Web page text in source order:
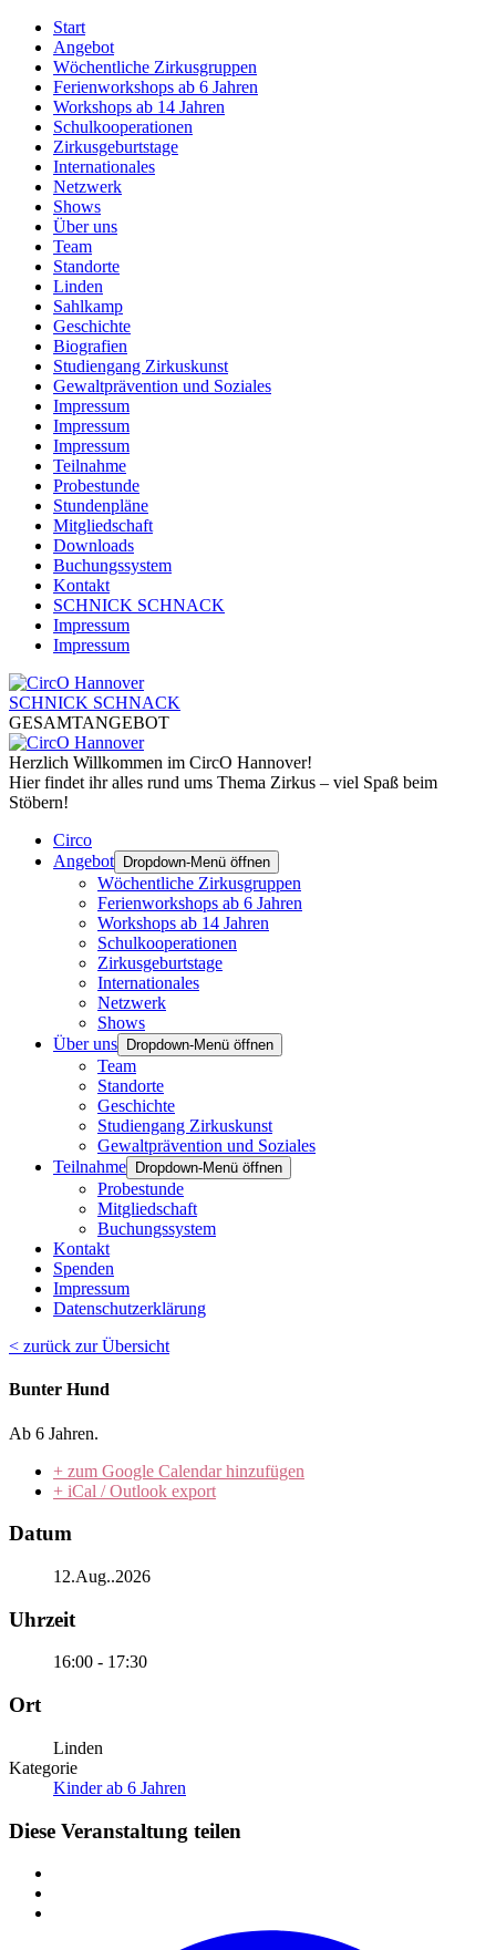
Start
Angebot
Wöchentliche Zirkusgruppen
Ferienworkshops ab 6 Jahren
Workshops ab 14 Jahren
Schulkooperationen
Zirkusgeburtstage
Internationales
Netzwerk
Shows
Über uns
Team
Standorte
Linden
Sahlkamp
Geschichte
Biografien
Studiengang Zirkuskunst
Gewaltprävention und Soziales
Impressum
Impressum
Impressum
Teilnahme
Probestunde
Stundenpläne
Mitgliedschaft
Downloads
Buchungssystem
Kontakt
SCHNICK SCHNACK
Impressum
Impressum
SCHNICK SCHNACK
GESAMTANGEBOT
Herzlich Willkommen im CircO Hannover!
Hier findet ihr alles rund ums Thema Zirkus – viel Spaß beim
Stöbern!
Circo
Angebot
Dropdown-Menü öffnen
Wöchentliche Zirkusgruppen
Ferienworkshops ab 6 Jahren
Workshops ab 14 Jahren
Schulkooperationen
Zirkusgeburtstage
Internationales
Netzwerk
Shows
Über uns
Dropdown-Menü öffnen
Team
Standorte
Geschichte
Studiengang Zirkuskunst
Gewaltprävention und Soziales
Teilnahme
Dropdown-Menü öffnen
Probestunde
Mitgliedschaft
Buchungssystem
Kontakt
Spenden
Impressum
Datenschutzerklärung
< zurück zur Übersicht
Bunter Hund
Ab 6 Jahren.
+ zum Google Calendar hinzufügen
+ iCal / Outlook export
Datum
12.Aug..2026
Uhrzeit
16:00 - 17:30
Ort
Linden
Kategorie
Kinder ab 6 Jahren
Diese Veranstaltung teilen